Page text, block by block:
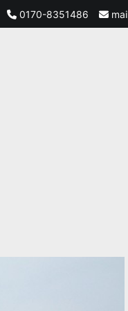
0170-8351486